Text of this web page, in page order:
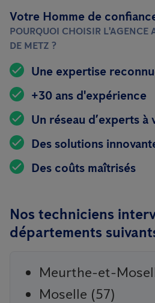
Votre Homme de
POURQUOI CHOISIR L'AGENCE
DE METZ ?
Une expertise
+30 ans d'expérience
Un réseau d’experts
Des solutions
Des coûts maîtrisés
Nos techniciens
départements
Meurthe-et-
Moselle (57)